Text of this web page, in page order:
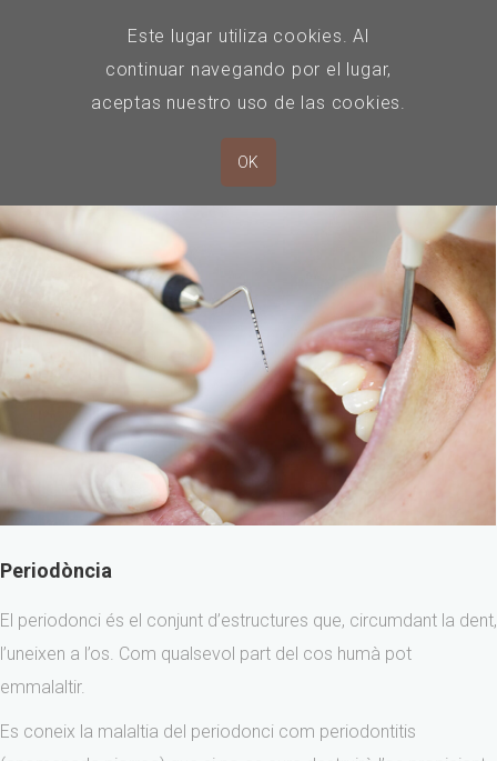
Periodòncia
El periodonci és el conjunt d’estructures que, circumdant la dent,
l’uneixen a l’os. Com qualsevol part del cos humà pot
emmalaltir.
Es coneix la malaltia del periodonci com periodontitis
Este lugar utiliza cookies. Al
continuar navegando por el lugar,
aceptas nuestro uso de las cookies.
OK